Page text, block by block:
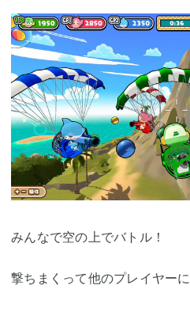
みんなで空の上でバトル！
撃ちまくって他のプレイヤー